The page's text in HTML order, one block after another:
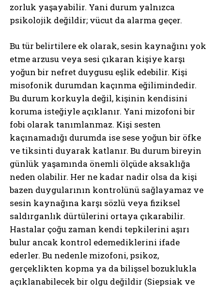
zorluk yaşayabilir. Yani durum yalnızca
psikolojik değildir; vücut da alarma geçer.
Bu tür belirtilere ek olarak, sesin kaynağını yok
etme arzusu veya sesi çıkaran kişiye karşı
yoğun bir nefret duygusu eşlik edebilir. Kişi
misofonik durumdan kaçınma eğilimindedir.
Bu durum korkuyla değil, kişinin kendisini
koruma isteğiyle açıklanır. Yani mizofoni bir
fobi olarak tanımlanmaz. Kişi sesten
kaçınamadığı durumda ise sese yoğun bir öfke
ve tiksinti duyarak katlanır. Bu durum bireyin
günlük yaşamında önemli ölçüde aksaklığa
neden olabilir. Her ne kadar nadir olsa da kişi
bazen duygularının kontrolünü sağlayamaz ve
sesin kaynağına karşı sözlü veya fiziksel
saldırganlık dürtülerini ortaya çıkarabilir.
Hastalar çoğu zaman kendi tepkilerini aşırı
bulur ancak kontrol edemediklerini ifade
ederler. Bu nedenle mizofoni, psikoz,
gerçeklikten kopma ya da bilişsel bozuklukla
açıklanabilecek bir olgu değildir (Siepsiak ve